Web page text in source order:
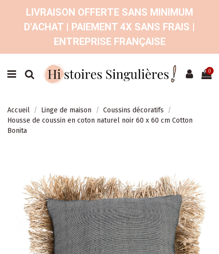
LIVRAISON OFFERTE SANS MINIMUM
D'ACHAT | PAIEMENT 4X SANS FRAIS |
ENTREPRISE FRANÇAISE
0
Accueil Linge de maison
Coussins décoratifs
Housse de coussin en coton naturel noir 60 x 60 cm Cotton
Bonita